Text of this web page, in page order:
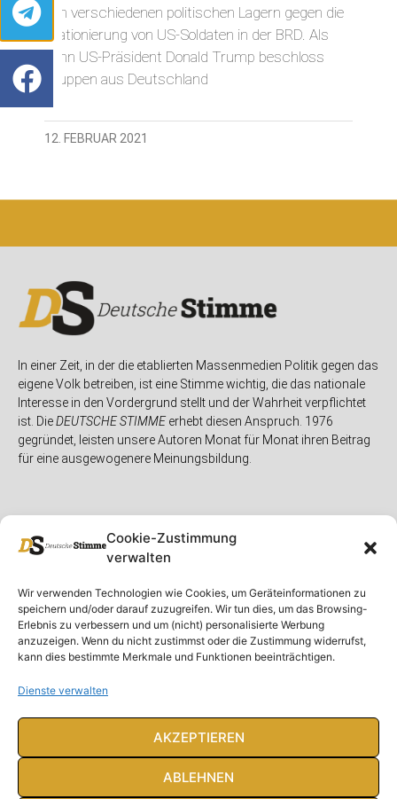
Cookie-Zustimmung
verwalten
Wir verwenden Technologien wie Cookies, um Geräteinformationen zu
speichern und/oder darauf zuzugreifen. Wir tun dies, um das Browsing-
Erlebnis zu verbessern und um (nicht) personalisierte Werbung
anzuzeigen. Wenn du nicht zustimmst oder die Zustimmung widerrufst,
kann dies bestimmte Merkmale und Funktionen beeinträchtigen.
Dienste verwalten
AKZEPTIEREN
ABLEHNEN
den verschiedenen politischen Lagern gegen die
Stationierung von US-Soldaten in der BRD. Als
dann US-Präsident Donald Trump beschloss
Truppen aus Deutschland
12. FEBRUAR 2021
In einer Zeit, in der die etablierten Massenmedien Politik gegen das
eigene Volk betreiben, ist eine Stimme wichtig, die das nationale
Interesse in den Vordergrund stellt und der Wahrheit verpflichtet
ist. DieDEUTSCHE STIMMEerhebt diesen Anspruch. 1976
gegründet, leisten unsere Autoren Monat für Monat ihren Beitrag
für eine ausgewogenere Meinungsbildung.
Unser Magazin
Spenden
Ausgaben
Abonnieren
Rubriken
Deutschland
Ausland
Feuilleton
Rechtliches
Rechtliche Hinweise
Impressum
Datenschutzerklärung